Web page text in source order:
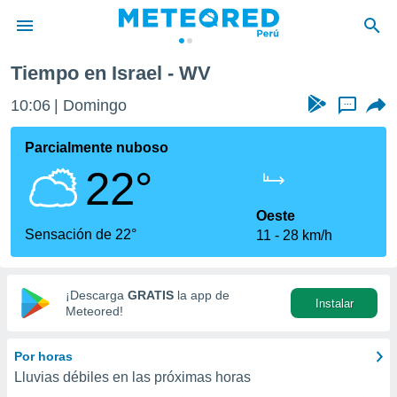
de
ha sido
que se
calidad.
a este
las
y
digital
basada
Tiempo en Israel - WV
10:06 Domingo ...
Parcialmente nuboso
22°
Sensación de 22°
Oeste
11
28 km/h
¡Descarga GRATIS la app de
Meteored!
Instalar
Por horas
Lluvias débiles en las próximas horas